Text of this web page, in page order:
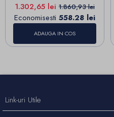
Pret
1.302,65 lei Pret de baza
1.860,93 lei
Economisesti 558.28 lei
ADAUGA IN COS
Link-uri Utile